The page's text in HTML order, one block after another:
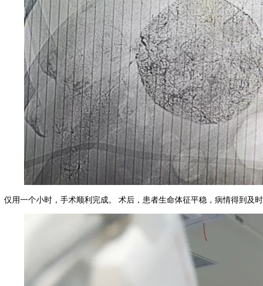
仅用一个小时，手术顺利完成。 术后，患者生命体征平稳，病情得到及时